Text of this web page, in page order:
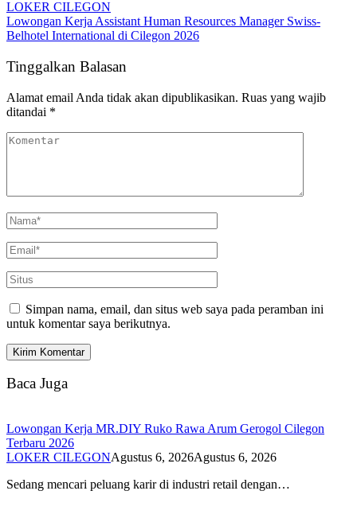
LOKER CILEGON
Lowongan Kerja Assistant Human Resources Manager Swiss-
Belhotel International di Cilegon 2026
Tinggalkan Balasan
Alamat email Anda tidak akan dipublikasikan. Ruas yang wajib
ditandai *
Simpan nama, email, dan situs web saya pada peramban ini
untuk komentar saya berikutnya.
Baca Juga
Lowongan Kerja MR.DIY Ruko Rawa Arum Gerogol Cilegon
Terbaru 2026
LOKER CILEGONAgustus 6, 2026Agustus 6, 2026
Sedang mencari peluang karir di industri retail dengan…